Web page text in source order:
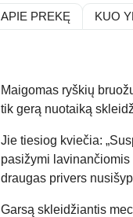
APIE PREKĘ KUO
Maigomas ryškių
tik gerą nuotaiką
Jie tiesiog kviečia:
pasižymi
draugas privers
Garsą skleidžiantis